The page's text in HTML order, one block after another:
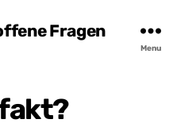
Fragen
Menu